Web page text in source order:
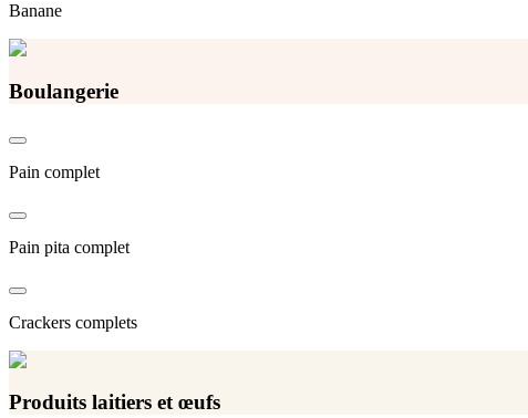
Banane
Boulangerie
Pain complet
Pain pita complet
Crackers complets
Produits laitiers et œufs